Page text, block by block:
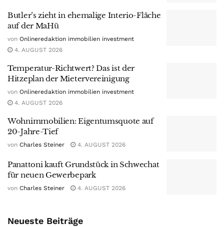
Butler’s zieht in ehemalige Interio-Fläche
auf der MaHü
von Onlineredaktion immobilien investment
4. AUGUST 2026
Temperatur-Richtwert? Das ist der
Hitzeplan der Mietervereinigung
von Onlineredaktion immobilien investment
4. AUGUST 2026
Wohnimmobilien: Eigentumsquote auf
20-Jahre-Tief
von Charles Steiner 4. AUGUST 2026
Panattoni kauft Grundstück in Schwechat
für neuen Gewerbepark
von Charles Steiner 4. AUGUST 2026
Neueste Beiträge